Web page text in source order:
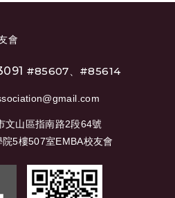
會
#85607、#85614
文山區指南路2段64號
5樓507室EMBA校友會